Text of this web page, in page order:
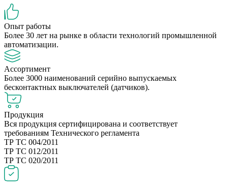
Опыт работы
Более 30 лет на рынке в области технологий промышленной
автоматизации.
Ассортимент
Более 3000 наименований серийно выпускаемых
бесконтактных выключателей (датчиков).
Продукция
Вся продукция сертифицирована и соответствует
требованиям Технического регламента
ТР ТС 004/2011
ТР ТС 012/2011
ТР ТС 020/2011